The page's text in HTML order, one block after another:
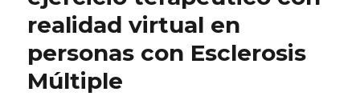
servizo
de
fisioterapia
para
realidad virtual en
personas con Esclerosis
Múltiple